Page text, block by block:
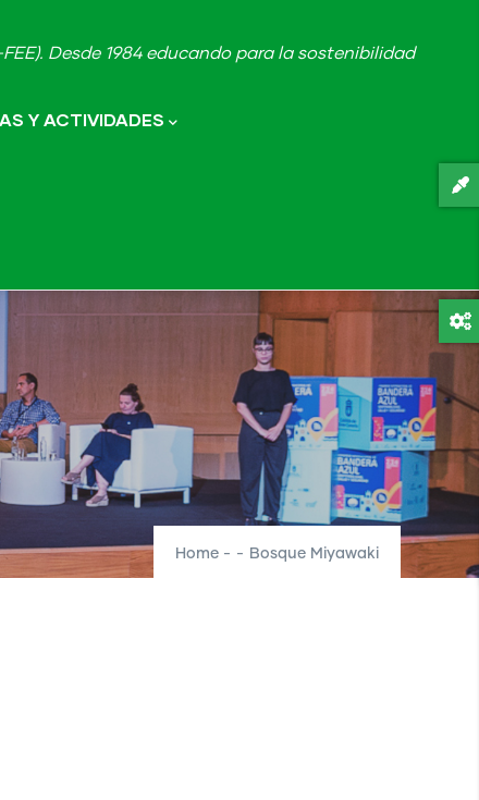
Desde 1984 educando para la sostenibilidad
Y ACTIVIDADES
Home - - Bosque Miyawaki